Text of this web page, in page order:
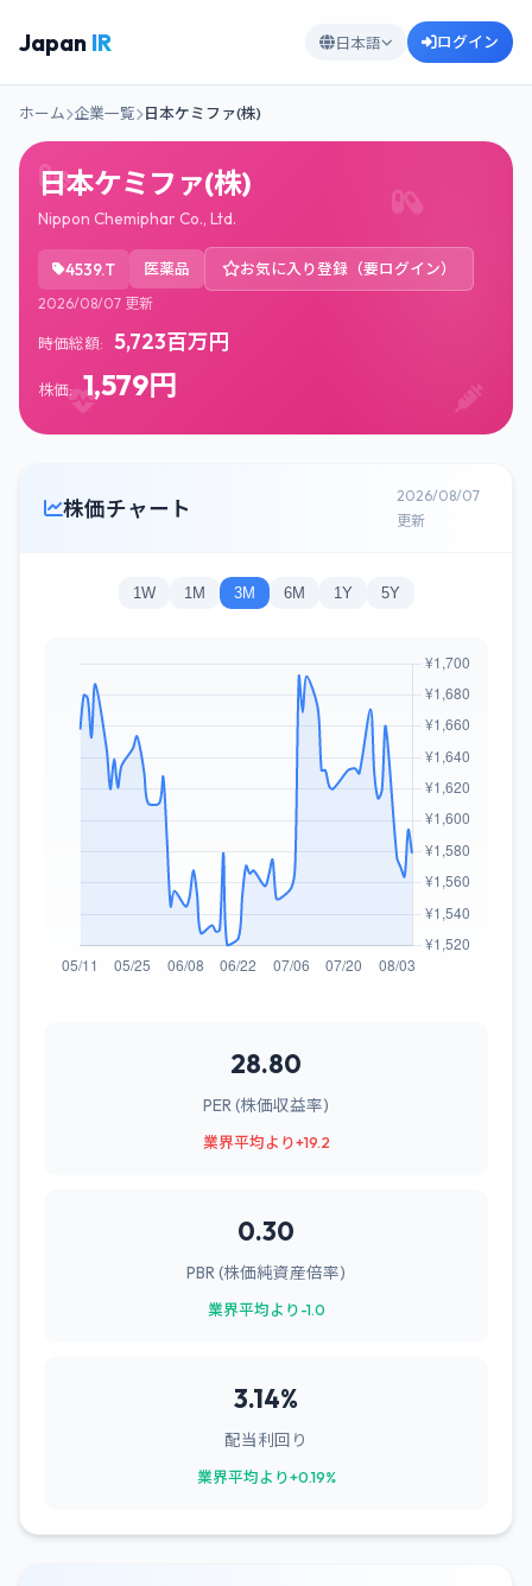
Japan IR 日本語 ログイン
ホーム 企業一覧 日本ケミファ(株)
日本ケミファ(株)
Nippon Chemiphar Co., Ltd.
4539.T 医薬品 お気に入り登録（要ログイン）
2026/08/07 更新
時価総額: 5,723百万円
株価: 1,579円
株価チャート
2026/08/07
更新
1W 1M 3M 6M 1Y 5Y
28.80
PER (株価収益率)
業界平均より+19.2
0.30
PBR (株価純資産倍率)
業界平均より-1.0
3.14%
配当利回り
業界平均より+0.19%